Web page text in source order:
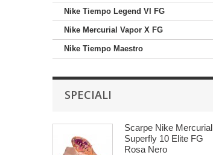
Nike Tiempo Legend VI FG
Nike Mercurial Vapor X FG
Nike Tiempo Maestro
SPECIALI
Scarpe Nike Mercurial
Superfly 10 Elite FG
Rosa Nero